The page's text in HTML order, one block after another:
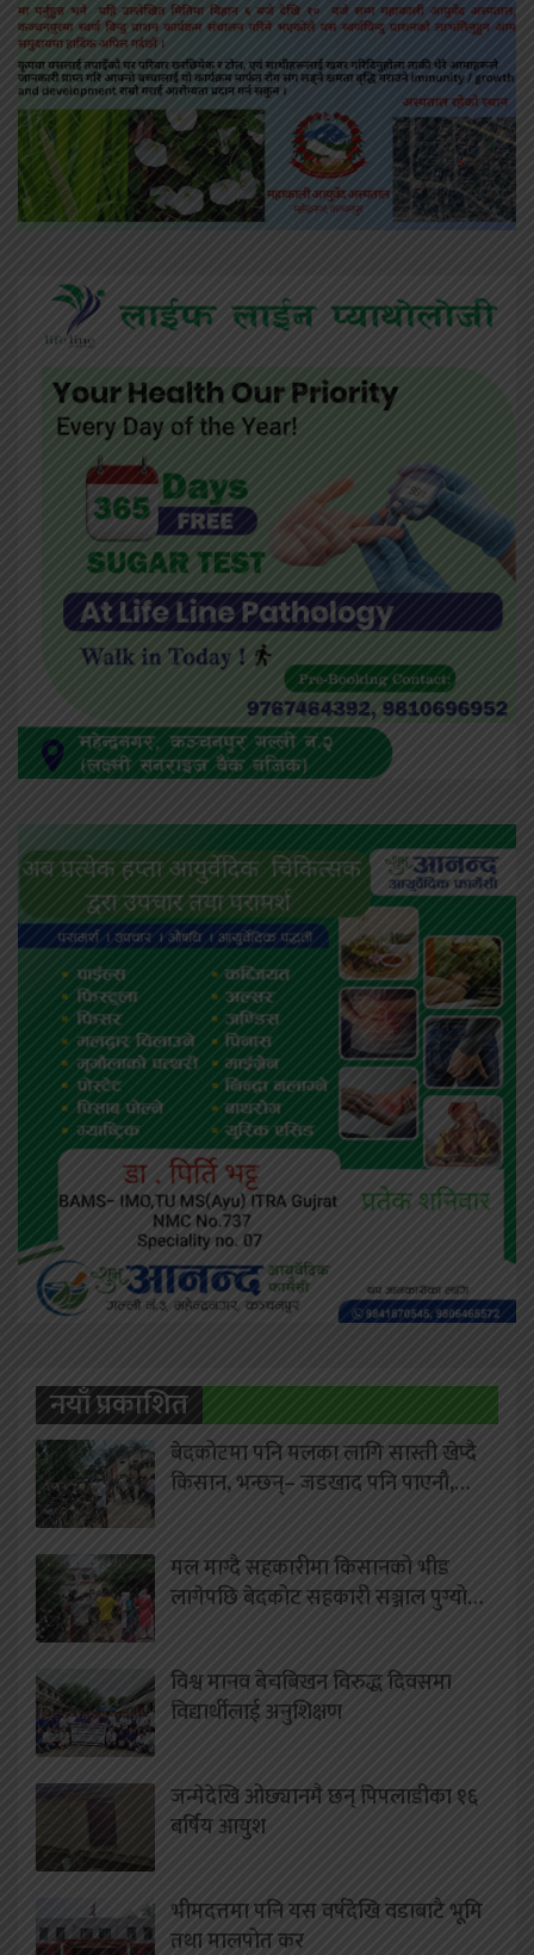
नयाँ प्रकाशित
बेदकोटमा पनि मलका लागि सास्ती खेप्दै
किसान, भन्छन्– जडखाद पनि पाएनौ,…
मल माग्दै सहकारीमा किसानको भीड
लागेपछि बेदकोट सहकारी सञ्जाल पुग्यो…
विश्व मानव बेचबिखन विरुद्ध दिवसमा
विद्यार्थीलाई अनुशिक्षण
जन्मेदेखि ओछ्यानमै छन् पिपलाडीका १६
बर्षिय आयुश
भीमदत्तमा पनि यस वर्षदेखि वडाबाटै भूमि
तथा मालपोत कर